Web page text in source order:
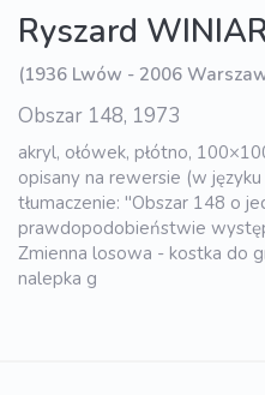
Ryszard
(1936 Lwów - 2006
Obszar 148, 1973
akryl, ołówek, płótno,
opisany na rewersie (w
tłumaczenie: "Obszar 148 o
prawdopodobieństwie
Zmienna losowa - kostka do
nalepka g